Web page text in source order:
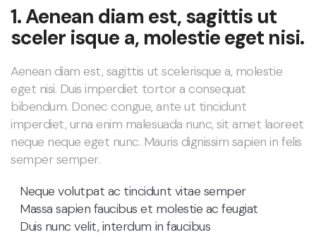
1. Aenean diam est, sagittis ut
sceler isque a, molestie eget nisi.
Aenean diam est, sagittis ut scelerisque a, molestie
eget nisi. Duis imperdiet tortor a consequat
bibendum. Donec congue, ante ut tincidunt
imperdiet, urna enim malesuada nunc, sit amet laoreet
neque neque eget nunc. Mauris dignissim sapien in felis
semper semper.
Neque volutpat ac tincidunt vitae semper
Massa sapien faucibus et molestie ac feugiat
Duis nunc velit, interdum in faucibus